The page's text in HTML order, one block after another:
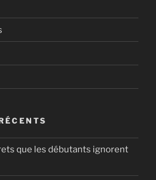
que les débutants ignorent